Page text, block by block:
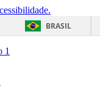
BRASIL
1